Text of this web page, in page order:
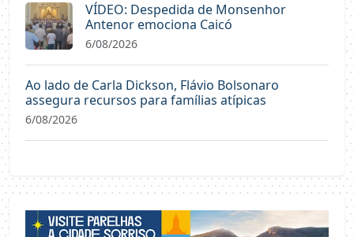
VÍDEO: Despedida de Monsenhor
Antenor emociona Caicó
6/08/2026
Ao lado de Carla Dickson, Flávio Bolsonaro
assegura recursos para famílias atípicas
6/08/2026